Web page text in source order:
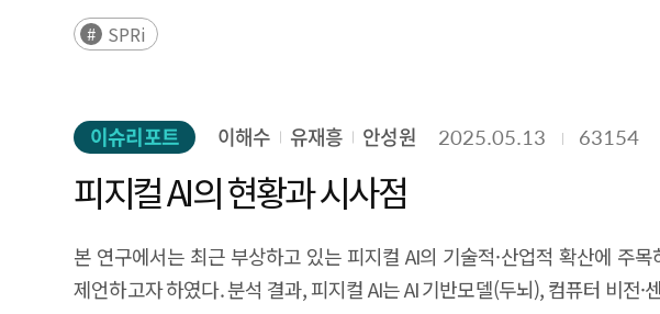
the industry level. For firms, this implies a gradual shift from
and adaptive regulatory approaches; and encouraging
SPRi
이슈리포트 이해수 유재흥 안성원 2025.05.13 63154
피지컬 AI의 현황과 시사점
본 연구에서는 최근 부상하고 있는 피지컬 AI의 기술적·산업적 확산에 주
제언하고자 하였다. 분석 결과, 피지컬 AI는 AI 기반모델(두뇌), 컴퓨터 비전